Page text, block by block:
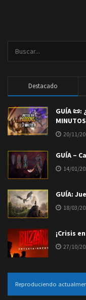
Destacado
GUÍA 📜:
20/11/
GUÍA –
14/01/
GUÍA:
18/03/
¡Crisis
27/10/
Reproduciendo